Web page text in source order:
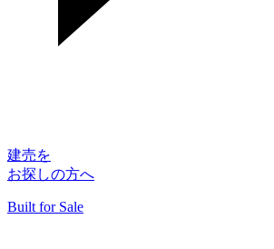
建売を
お探しの方へ
Built for Sale